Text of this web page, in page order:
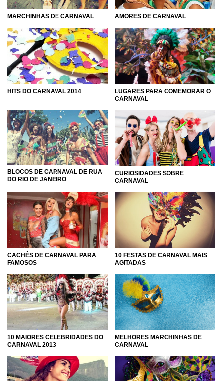
MARCHINHAS DE CARNAVAL AMORES DE CARNAVAL
HITS DO CARNAVAL 2014
LUGARES PARA COMEMORAR O
CARNAVAL
BLOCOS DE CARNAVAL DE RUA
DO RIO DE JANEIRO
CURIOSIDADES SOBRE
CARNAVAL
CACHÊS DE CARNAVAL PARA
FAMOSOS
10 FESTAS DE CARNAVAL MAIS
AGITADAS
10 MAIORES CELEBRIDADES DO
CARNAVAL 2013
MELHORES MARCHINHAS DE
CARNAVAL